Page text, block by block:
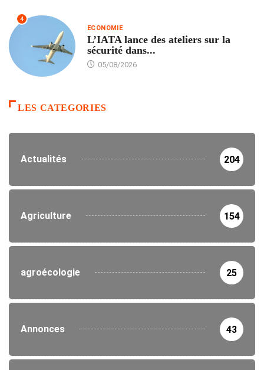
4
ECONOMIE
L’IATA lance des ateliers sur la
sécurité dans...
05/08/2026
LES CATEGORIES
Actualités 204
Agriculture 154
agroécologie 25
Annonces 43